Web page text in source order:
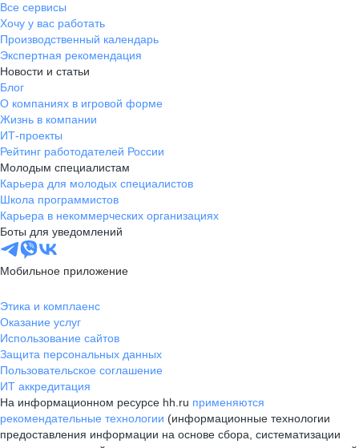
Все сервисы
Хочу у вас работать
Производственный календарь
Экспертная рекомендация
Новости и статьи
Блог
О компаниях в игровой форме
Жизнь в компании
ИТ-проекты
Рейтинг работодателей России
Молодым специалистам
Карьера для молодых специалистов
Школа программистов
Карьера в некоммерческих организациях
Боты для уведомлений
Мобильное приложение
Этика и комплаенс
Оказание услуг
Использование сайтов
Защита персональных данных
Пользовательское соглашение
ИТ аккредитация
На информационном ресурсе hh.ru применяются
рекомендательные технологии (информационные технологии
предоставления информации на основе сбора, систематизации